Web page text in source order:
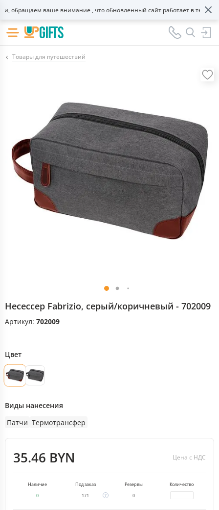
обращаем ваше внимание , что обновленный сайт работает в тестовом
Товары для путешествий
Несессер Fabrizio, серый/коричневый - 702009
Артикул: 702009
Цвет
Виды нанесения
Патчи Термотрансфер
35.46 BYN Цена с НДС
Наличие Под заказ Резервы
Количество
0
171 0